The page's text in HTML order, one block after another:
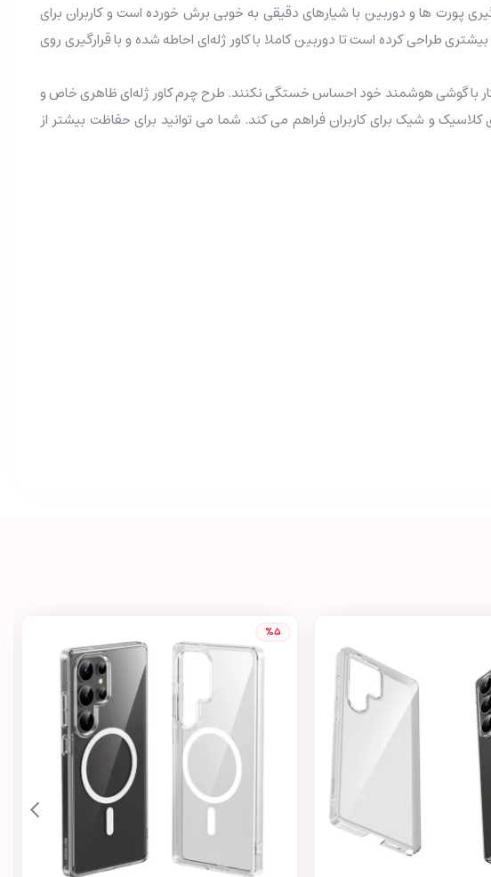
پورت ها و دوربین با شیارهای دقیقی به خوبی برش خورده است و کاربران برای
طراحی کرده است تا دوربین کاملا با کاور ژله‌ای احاطه شده و با قرارگیری روی
با گوشی هوشمند خود احساس خستگی نکنند. طرح چرم کاور ژله‌ای ظاهری خاص و
و شیک برای کاربران فراهم می کند. شما می توانید برای حفاظت بیشتر از
%5